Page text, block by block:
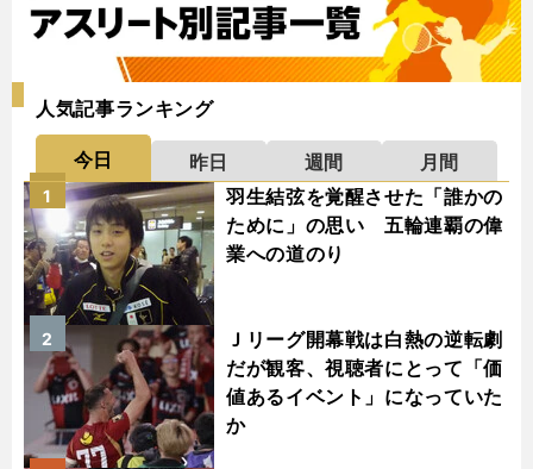
人気記事ランキング
今日 昨日 週間
月間
羽生結弦を覚醒させた「誰かの
ために」の思い 五輪連覇の偉
業への道のり
1
Ｊリーグ開幕戦は白熱の逆転劇
だが観客、視聴者にとって「価
値あるイベント」になっていた
か
2